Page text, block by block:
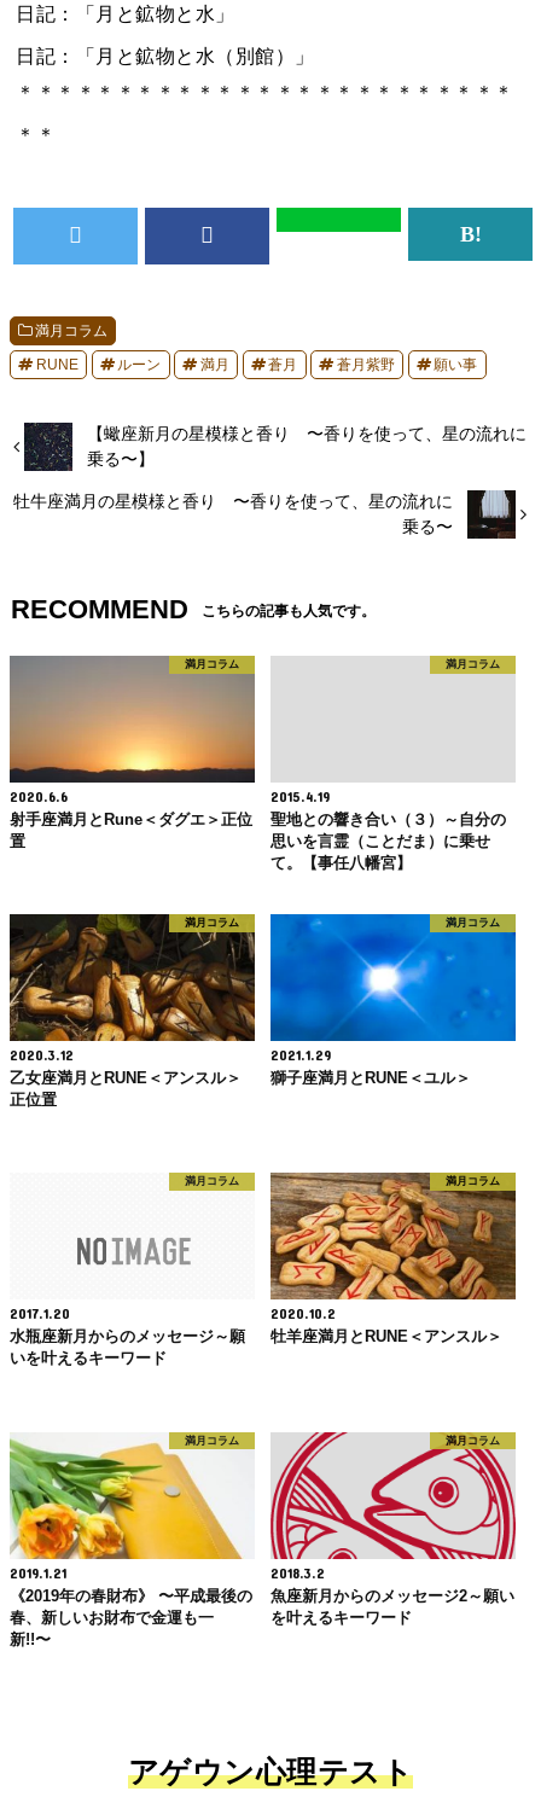
日記：「月と鉱物と水」
日記：「月と鉱物と水（別館）」
＊＊＊＊＊＊＊＊＊＊＊＊＊＊＊＊＊＊＊＊＊＊＊＊＊
＊＊
満月コラム
RUNE ルーン 満月 蒼月 蒼月紫野 願い事
【蠍座新月の星模様と香り 〜香りを使って、星の流れに
乗る〜】
牡牛座満月の星模様と香り 〜香りを使って、星の流れに
乗る〜
RECOMMEND こちらの記事も人気です。
満月コラム
2020.6.6
射手座満月とRune＜ダグエ＞正位
置
満月コラム
2015.4.19
聖地との響き合い（３）～自分の
思いを言霊（ことだま）に乗せ
て。【事任八幡宮】
満月コラム
2020.3.12
乙女座満月とRUNE＜アンスル＞
正位置
満月コラム
2021.1.29
獅子座満月とRUNE＜ユル＞
満月コラム
2017.1.20
水瓶座新月からのメッセージ～願
いを叶えるキーワード
満月コラム
2020.10.2
牡羊座満月とRUNE＜アンスル＞
満月コラム
2019.1.21
《2019年の春財布》 〜平成最後の
春、新しいお財布で金運も一
新!!〜
満月コラム
2018.3.2
魚座新月からのメッセージ2～願い
を叶えるキーワード
アゲウン心理テスト